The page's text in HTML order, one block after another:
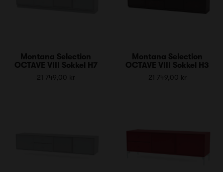
Montana Selection
OCTAVE VIII Sokkel H7
21 749,00 kr
Montana Selection
OCTAVE VIII Sokkel H3
21 749,00 kr